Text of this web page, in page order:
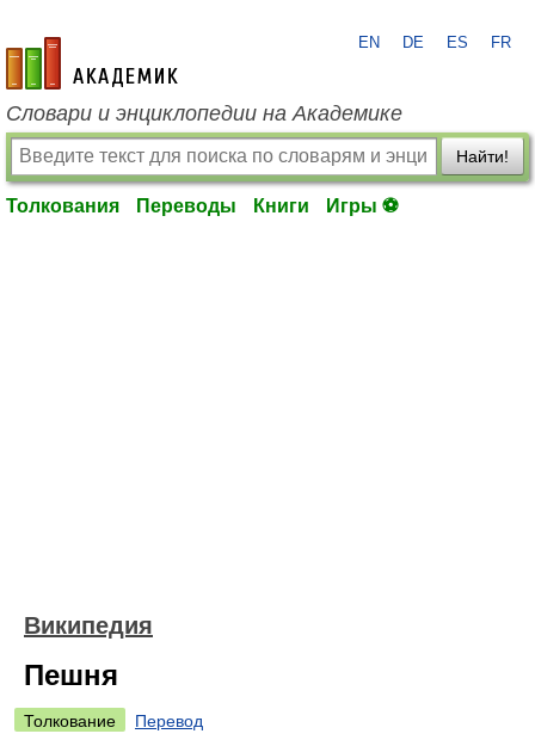
academic.ru
EN DE ES FR
Словари и энциклопедии на Академике
Найти!
Толкования Переводы Книги Игры ⚽
Википедия
Пешня
Толкование
Перевод